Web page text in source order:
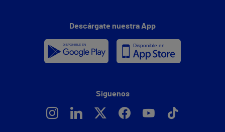
Descárgate nuestra App
Síguenos